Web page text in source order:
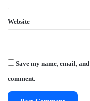
Website
Save my name, email,
comment.